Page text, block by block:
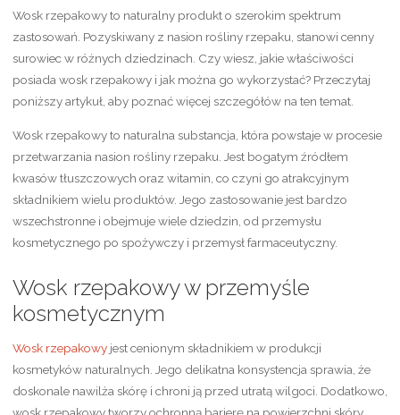
Wosk rzepakowy to naturalny produkt o szerokim spektrum
zastosowań. Pozyskiwany z nasion rośliny rzepaku, stanowi cenny
surowiec w różnych dziedzinach. Czy wiesz, jakie właściwości
posiada wosk rzepakowy i jak można go wykorzystać? Przeczytaj
poniższy artykuł, aby poznać więcej szczegółów na ten temat.
Wosk rzepakowy to naturalna substancja, która powstaje w procesie
przetwarzania nasion rośliny rzepaku. Jest bogatym źródłem
kwasów tłuszczowych oraz witamin, co czyni go atrakcyjnym
składnikiem wielu produktów. Jego zastosowanie jest bardzo
wszechstronne i obejmuje wiele dziedzin, od przemysłu
kosmetycznego po spożywczy i przemysł farmaceutyczny.
Wosk rzepakowy w przemyśle
kosmetycznym
Wosk rzepakowyjest cenionym składnikiem w produkcji
kosmetyków naturalnych. Jego delikatna konsystencja sprawia, że
doskonale nawilża skórę i chroni ją przed utratą wilgoci. Dodatkowo,
wosk rzepakowy tworzy ochronną barierę na powierzchni skóry,